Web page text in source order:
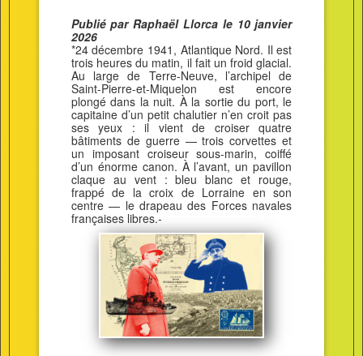
Publié par Raphaël Llorca le 10 janvier
2026
*24 décembre 1941, Atlantique Nord. Il est
trois heures du matin, il fait un froid glacial.
Au large de Terre-Neuve, l’archipel de
Saint-Pierre-et-Miquelon est encore
plongé dans la nuit. À la sortie du port, le
capitaine d’un petit chalutier n’en croit pas
ses yeux : il vient de croiser quatre
bâtiments de guerre — trois corvettes et
un imposant croiseur sous-marin, coiffé
d’un énorme canon. À l’avant, un pavillon
claque au vent : bleu blanc et rouge,
frappé de la croix de Lorraine en son
centre — le drapeau des Forces navales
françaises libres.-